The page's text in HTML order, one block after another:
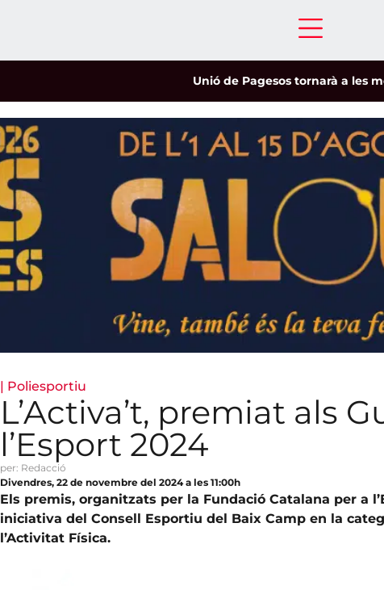
Unió de Pagesos tornarà a les
| Poliesportiu
L’Activa’t, premiat als
l’Esport 2024
per: Redacció
Divendres, 22 de novembre del 2024 a les 11:00h
Els premis, organitzats per la Fundació Catalana per a
iniciativa del Consell Esportiu del Baix Camp en la
l’Activitat Física.